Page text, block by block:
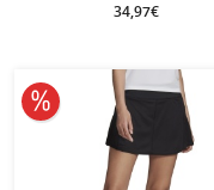
34,97€
10% reduziert